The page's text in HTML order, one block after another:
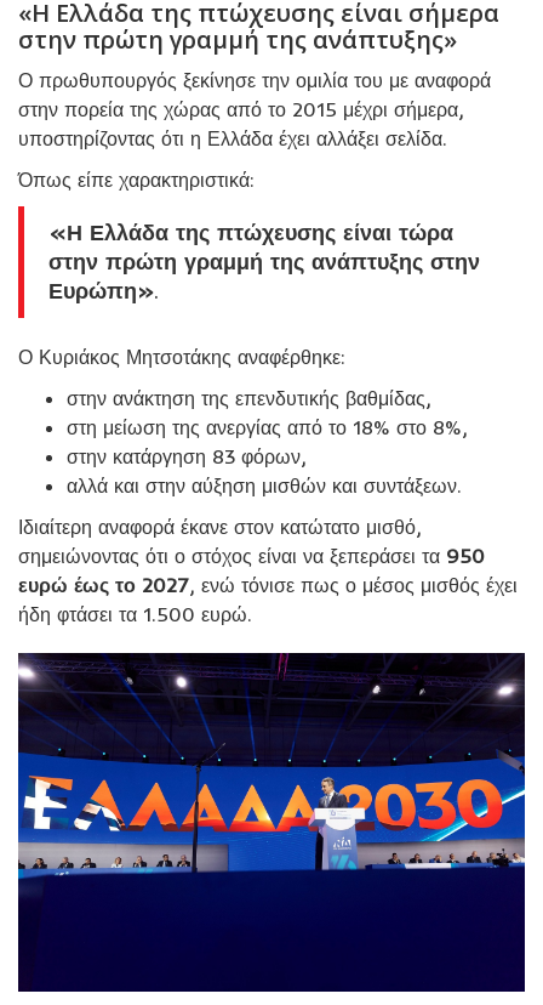
«Η Ελλάδα της πτώχευσης είναι σήμερα
στην πρώτη γραμμή της ανάπτυξης»
Ο πρωθυπουργός ξεκίνησε την ομιλία του με αναφορά
στην πορεία της χώρας από το 2015 μέχρι σήμερα,
υποστηρίζοντας ότι η Ελλάδα έχει αλλάξει σελίδα.
Όπως είπε χαρακτηριστικά:
«Η Ελλάδα της πτώχευσης είναι τώρα
στην πρώτη γραμμή της ανάπτυξης στην
Ευρώπη».
Ο Κυριάκος Μητσοτάκης αναφέρθηκε:
στην ανάκτηση της επενδυτικής βαθμίδας,
στη μείωση της ανεργίας από το 18% στο 8%,
στην κατάργηση 83 φόρων,
αλλά και στην αύξηση μισθών και συντάξεων.
Ιδιαίτερη αναφορά έκανε στον κατώτατο μισθό,
σημειώνοντας ότι ο στόχος είναι να ξεπεράσει τα 950
ευρώ έως το 2027, ενώ τόνισε πως ο μέσος μισθός έχει
ήδη φτάσει τα 1.500 ευρώ.